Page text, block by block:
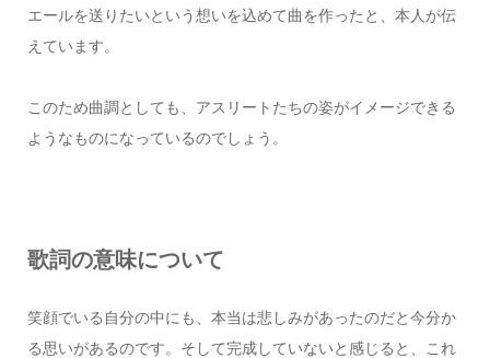
エールを送りたいという想いを込めて曲を作ったと、本人が伝
えています。
このため曲調としても、アスリートたちの姿がイメージできる
ようなものになっているのでしょう。
歌詞の意味について
笑顔でいる自分の中にも、本当は悲しみがあったのだと今分か
る思いがあるのです。そして完成していないと感じると、これ